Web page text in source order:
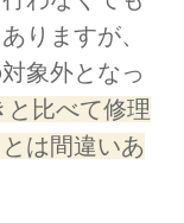
りますが、
象外となっ
比べて修理
は間違いあ